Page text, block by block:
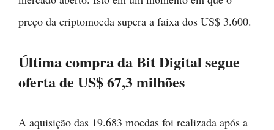
preço da criptomoeda supera a faixa dos US$ 3.600.
Última compra da Bit Digital segue
oferta de US$ 67,3 milhões
A aquisição das 19.683 moedas foi realizada após a